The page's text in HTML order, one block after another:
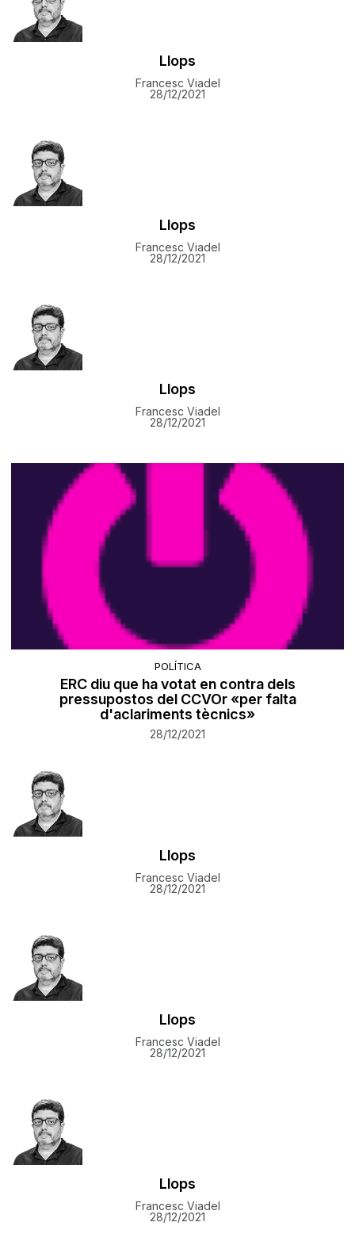
Llops
Francesc Viadel
28/12/2021
Llops
Francesc Viadel
28/12/2021
Llops
Francesc Viadel
28/12/2021
POLÍTICA
ERC diu que ha votat en contra dels
pressupostos del CCVOr «per falta
d'aclariments tècnics»
28/12/2021
Llops
Francesc Viadel
28/12/2021
Llops
Francesc Viadel
28/12/2021
Llops
Francesc Viadel
28/12/2021